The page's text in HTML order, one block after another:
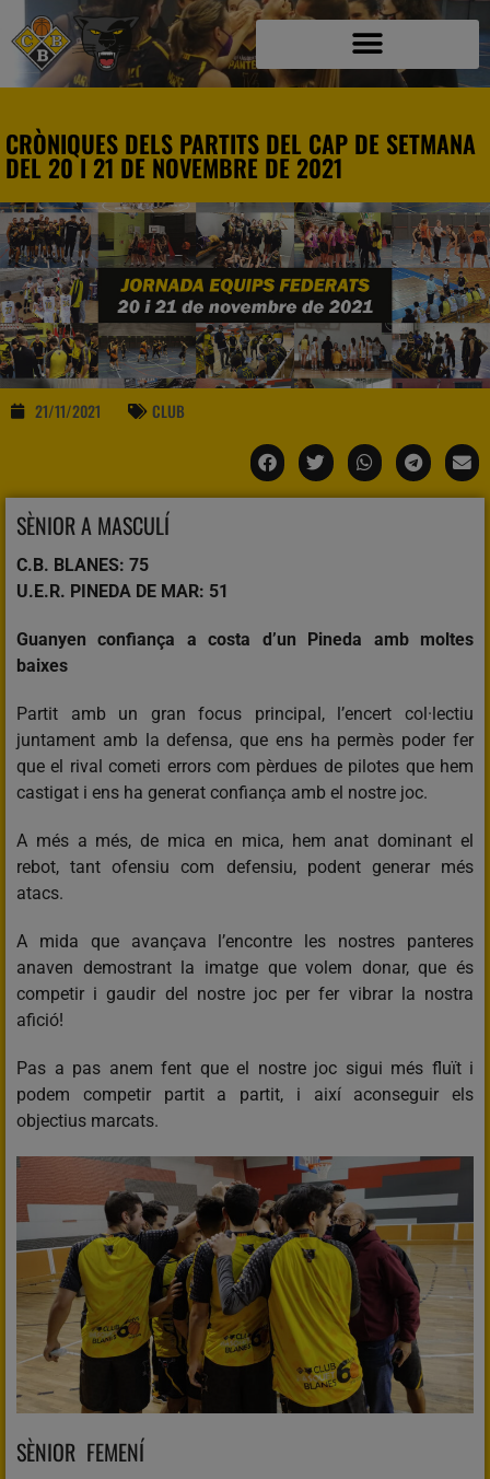
CRÒNIQUES DELS PARTITS DEL CAP DE SETMANA
DEL 20 I 21 DE NOVEMBRE DE 2021
21/11/2021 CLUB
SÈNIOR A MASCULÍ
C.B. BLANES: 75
U.E.R. PINEDA DE MAR: 51
Guanyen confiança a costa d’un Pineda amb moltes
baixes
Partit amb un gran focus principal, l’encert col·lectiu
juntament amb la defensa, que ens ha permès poder fer
que el rival cometi errors com pèrdues de pilotes que hem
castigat i ens ha generat confiança amb el nostre joc.
A més a més, de mica en mica, hem anat dominant el
rebot, tant ofensiu com defensiu, podent generar més
atacs.
A mida que avançava l’encontre les nostres panteres
anaven demostrant la imatge que volem donar, que és
competir i gaudir del nostre joc per fer vibrar la nostra
afició!
Pas a pas anem fent que el nostre joc sigui més fluït i
podem competir partit a partit, i així aconseguir els
objectius marcats.
SÈNIOR FEMENÍ